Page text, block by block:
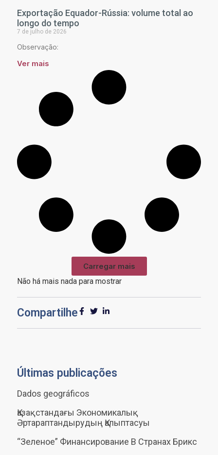
Exportação Equador-Rússia: volume total ao
longo do tempo
7 de julho de 2026
Observação:
Ver mais
Carregar mais
Não há mais nada para mostrar
Compartilhe
Últimas publicações
Dados geográficos
Қазақстандағы Экономикалық
Әртараптандырудың Қалыптасуы
“Зеленое” Финансирование В Странах Брикс